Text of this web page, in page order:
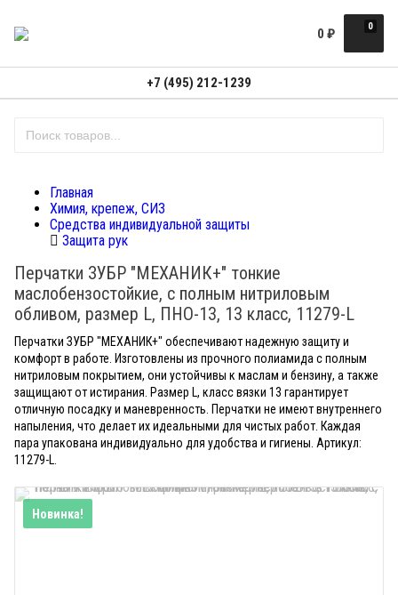
0
0 ₽
+7 (495) 212-1239
Главная
Химия, крепеж, СИЗ
Средства индивидуальной защиты
Защита рук
Перчатки ЗУБР "МЕХАНИК+" тонкие
маслобензостойкие, с полным нитриловым
обливом, размер L, ПНО-13, 13 класс, 11279-L
Перчатки ЗУБР "МЕХАНИК+" обеспечивают надежную защиту и
комфорт в работе. Изготовлены из прочного полиамида с полным
нитриловым покрытием, они устойчивы к маслам и бензину, а также
защищают от истирания. Размер L, класс вязки 13 гарантирует
отличную посадку и маневренность. Перчатки не имеют внутреннего
напыления, что делает их идеальными для чистых работ. Каждая
пара упакована индивидуально для удобства и гигиены. Артикул:
11279-L.
Новинка!